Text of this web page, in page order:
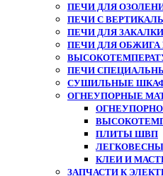
ПЕЧИ ДЛЯ
ПЕЧИ С
ПЕЧИ ДЛЯ
ПЕЧИ ДЛЯ ОБЖИГА
ПЕЧИ
СУШИЛЬНЫЕ
ОГНЕУПОРНЫЕ
ПЛИТЫ ШВП
КЛЕИ И
ЗАПЧАСТИ К